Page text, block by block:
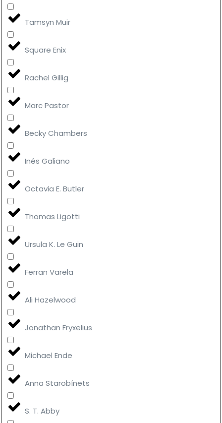
Tamsyn Muir
Square Enix
Rachel Gillig
Marc Pastor
Becky Chambers
Inés Galiano
Octavia E. Butler
Thomas Ligotti
Ursula K. Le Guin
Ferran Varela
Ali Hazelwood
Jonathan Fryxelius
Michael Ende
Anna Starobínets
S. T. Abby